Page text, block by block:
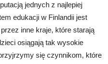
jednych z najlepiej
edukacji w Finlandii jest
inne kraje, które starają
osiągają tak wysokie
się czynnikom, które